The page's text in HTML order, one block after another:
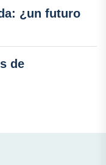
¿un futuro
de